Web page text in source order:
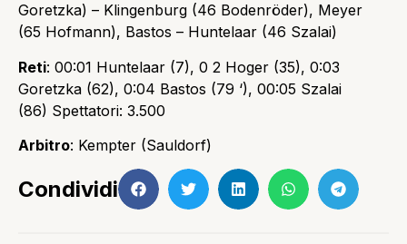
Goretzka) – Klingenburg (46 Bodenröder), Meyer
(65 Hofmann), Bastos – Huntelaar (46 Szalai)
Reti: 00:01 Huntelaar (7), 0 2 Hoger (35), 0:03
Goretzka (62), 0:04 Bastos (79 ‘), 00:05 Szalai
(86) Spettatori: 3.500
Arbitro: Kempter (Sauldorf)
Condividi